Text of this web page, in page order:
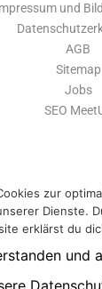
und
AGB
Sitemap
Jobs
SEO
Software-Suite,
zur
Dienste.
erklärst du
und